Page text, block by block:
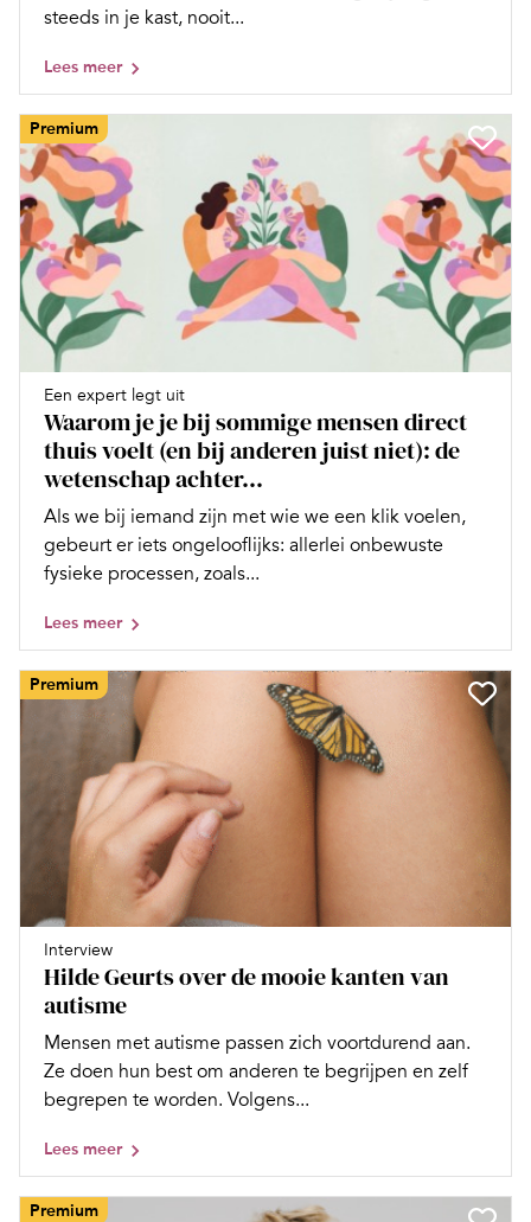
steeds in je kast, nooit...
Lees meer
Premium
Een expert legt uit
Waarom je je bij sommige mensen direct
thuis voelt (en bij anderen juist niet): de
wetenschap achter...
Als we bij iemand zijn met wie we een klik voelen,
gebeurt er iets ongelooflijks: allerlei onbewuste
fysieke processen, zoals...
Lees meer
Premium
Interview
Hilde Geurts over de mooie kanten van
autisme
Mensen met autisme passen zich voortdurend aan.
Ze doen hun best om anderen te begrijpen en zelf
begrepen te worden. Volgens...
Lees meer
Premium